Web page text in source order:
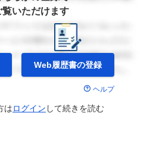
覧いただけます
Web履歴書の登録
ヘルプ
はログイン して続きを読む